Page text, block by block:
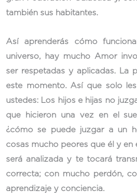
también sus habitantes.
Así aprenderás cómo
universo, hay mucho Amor
ser respetadas y aplicadas. La
este momento. Así que solo
ustedes: Los hijos e hijas no
que hicieron una vez en el
¿cómo se puede juzgar a un
cosas mucho peores que él y
será analizada y te tocará
correcta; con mucho perdón,
aprendizaje y conciencia.